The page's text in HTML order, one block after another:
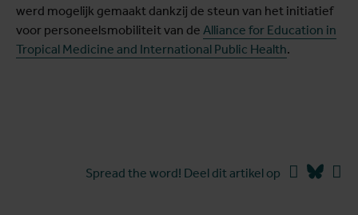
werd mogelijk gemaakt dankzij de steun van het initiatief
voor personeelsmobiliteit van de Alliance for Education in
Tropical Medicine and International Public Health.
Spread the word! Deel dit artikel op Facebook